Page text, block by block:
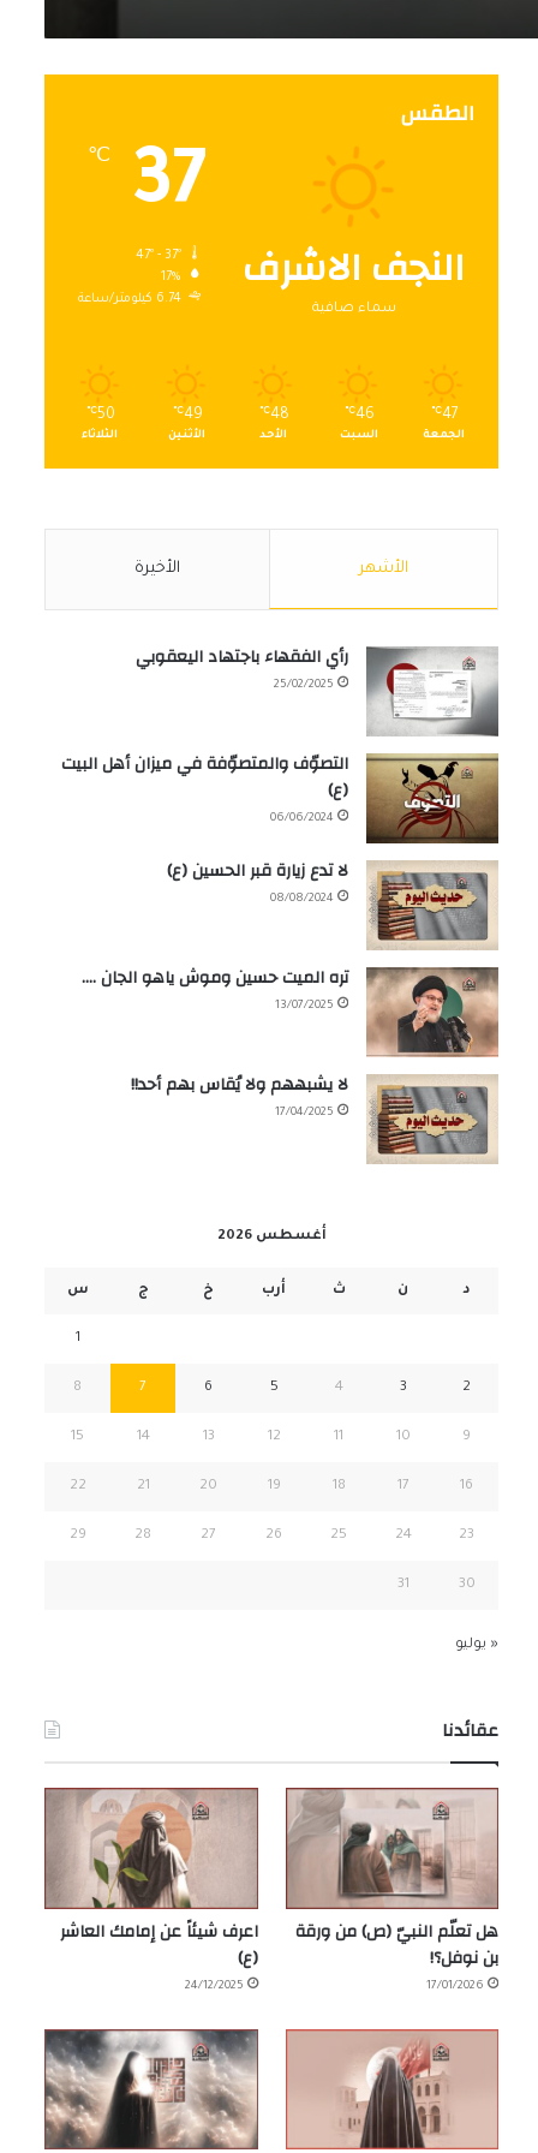
الطقس
النجف الاشرف
سماء صافية
37
℃
17%
6.74 كيلومتر/ساعة
47
℃
الجمعة
46
℃
السبت
48
℃
الأحد
49
℃
الأثنين
50
℃
الثلاثاء
الأشهر الأخيرة
رأي الفقهاء باجتهاد اليعقوبي
25/02/2025
التصوّف والمتصوّفة في ميزان أهل البيت
(ع)
06/06/2024
لا تدع زيارة قبر الحسين (ع)
08/08/2024
تره الميت حسين وموش ياهو الجان ….
13/07/2025
لا يشبههم ولا يُقاس بهم أحد!!
17/04/2025
أغسطس 2026
د ن ث أرب خ ج س
1
2
3
4
5
6
7
8
9
10
11
12
13
14
15
16
17
18
19
20
21
22
23
24
25
26
27
28
29
30
31
« يوليو
عقائدنا
هل تعلّم النبيّ (ص) من ورقة
بن نوفل؟!
17/01/2026
اعرف شيئاً عن إمامك العاشر
(ع)
24/12/2025